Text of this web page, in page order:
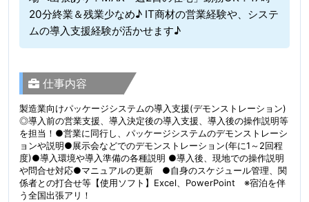
20分終業＆残業少なめ♪ IT商材の営業経験や、システ
ムの導入支援経験が活かせます♪
仕事内容
製造業向けパッケージシステムの導入支援(デモンストレーション)
◎導入前の営業支援、導入決定後の導入支援、導入後の操作説明等
を担当！●営業に同行し、パッケージシステムのデモンストレーシ
ョンや説明●展示会などでのデモンストレーション(年に1～2回程
度)●導入環境や導入準備の各種説明 ●導入後、現地での操作説明
や問合せ対応●マニュアルの更新 ●自身のスケジュール管理、関
係者との打合せ等【使用ソフト】Excel、PowerPoint ※宿泊を伴
う全国出張アリ！